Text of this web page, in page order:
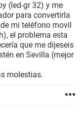
(led-gr 32) y me
para convertirla
mi teléfono movil
el problema esta
que me dijeseis
en Sevilla (mejor
molestias.